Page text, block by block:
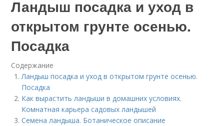
Ландыш посадка и уход в
открытом грунте осенью.
Посадка
Содержание
Ландыш посадка и уход в открытом грунте осенью.
Посадка
Как вырастить ландыши в домашних условиях.
Комнатная карьера садовых ландышей
Семена ландыша. Ботаническое описание